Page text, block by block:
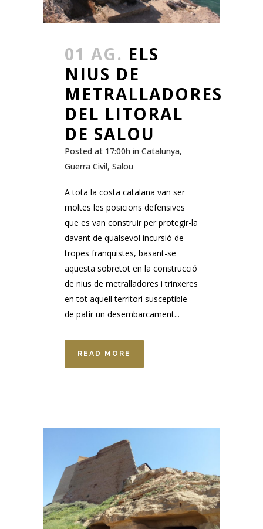
01 AG. ELS
NIUS DE
METRALLADORES
DEL LITORAL
DE SALOU
Posted at 17:00h in Catalunya,
Guerra Civil, Salou
A tota la costa catalana van ser
moltes les posicions defensives
que es van construir per protegir-la
davant de qualsevol incursió de
tropes franquistes, basant-se
aquesta sobretot en la construcció
de nius de metralladores i trinxeres
en tot aquell territori susceptible
de patir un desembarcament...
READ MORE